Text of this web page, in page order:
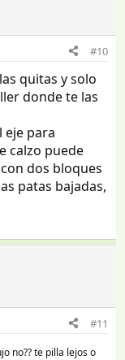
#10
quitas y solo
donde te las
eje para
calzo puede
dos bloques
patas bajadas,
#11
no?? te pilla lejos o